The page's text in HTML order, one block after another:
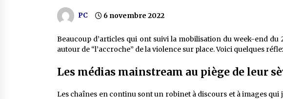
PC 6 novembre 2022
Beaucoup d’articles qui ont suivi la mobilisation du week-end
autour de “l’accroche” de la violence sur place. Voici quelques
Les médias mainstream au piège de leur
Les chaînes en continu sont un robinet à discours et à images qui